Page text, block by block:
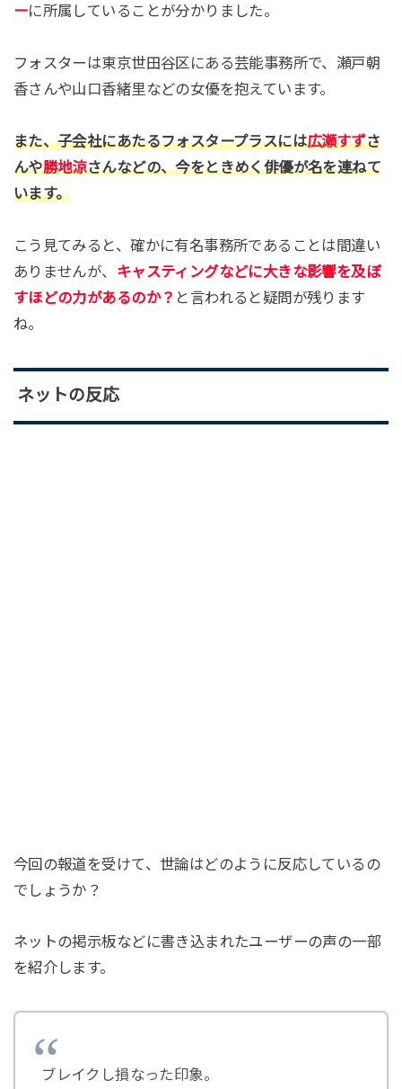
ーに所属していることが分かりました。
フォスターは東京世田谷区にある芸能事務所で、瀬戸朝
香さんや山口香緒里などの女優を抱えています。
また、子会社にあたるフォスタープラスには広瀬すずさ
んや勝地涼さんなどの、今をときめく俳優が名を連ねて
います。
こう見てみると、確かに有名事務所であることは間違い
ありませんが、 キャスティングなどに大きな影響を及ぼ
すほどの力があるのか？ と言われると疑問が残ります
ね。
ネットの反応
今回の報道を受けて、世論はどのように反応しているの
でしょうか？
ネットの掲示板などに書き込まれたユーザーの声の一部
を紹介します。
ブレイクし損なった印象。